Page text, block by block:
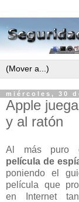
miércoles, 30
Apple
y al ratón
Al más puro
película de
poniendo el
película que
en Internet